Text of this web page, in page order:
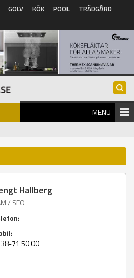
GOLV KÖK POOL
TRÄDGÅRD
MENU
Hallberg
/ SEO
71 50 00